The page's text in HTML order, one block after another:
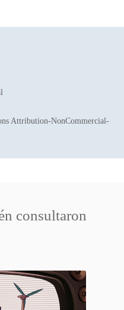
Attribution-NonCommercial-
consultaron